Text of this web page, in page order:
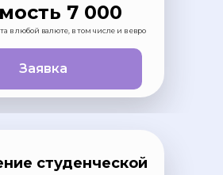
Заявка
7 000
в любой валюте, в том числе и в евро
студенческой